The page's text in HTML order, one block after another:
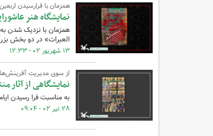
همزمان با فرارسیدن
نمایشگاه هنر
همزمان با نزدیک شدن به
العبرات» در دو بخش
۱۳ شهریور ۰۲ - ۱۲:۳۳
از سوی مدیریت
نمایشگاهی از
به مناسبت فرا رسیدن
۲۸ تیر ۰۲ - ۰۹:۰۴